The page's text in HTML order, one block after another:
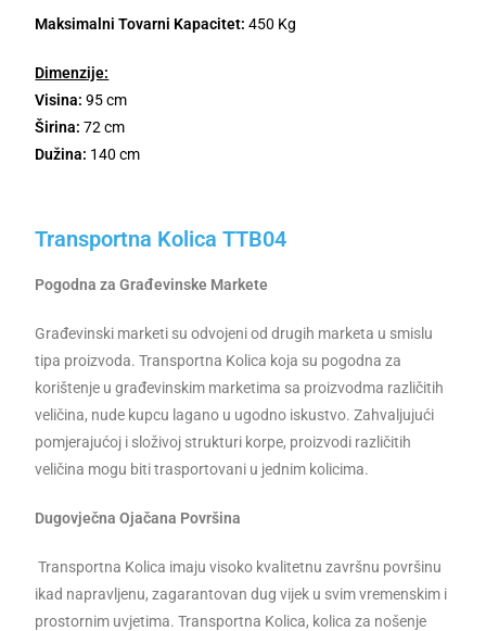
Maksimalni Tovarni Kapacitet: 450 Kg
Dimenzije:
Visina: 95 cm
Širina: 72 cm
Dužina: 140 cm
Transportna Kolica TTB04
Pogodna za Građevinske Markete
Građevinski marketi su odvojeni od drugih marketa u smislu
tipa proizvoda. Transportna Kolica koja su pogodna za
korištenje u građevinskim marketima sa proizvodma različitih
veličina, nude kupcu lagano u ugodno iskustvo. Zahvaljujući
pomjerajućoj i složivoj strukturi korpe, proizvodi različitih
veličina mogu biti trasportovani u jednim kolicima.
Dugovječna Ojačana Površina
Transportna Kolica imaju visoko kvalitetnu završnu površinu
ikad napravljenu, zagarantovan dug vijek u svim vremenskim i
prostornim uvjetima. Transportna Kolica, kolica za nošenje